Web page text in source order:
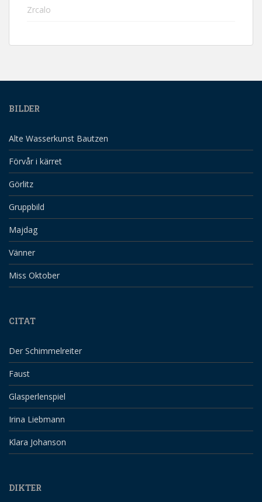
Zrcalo
BILDER
Alte Wasserkunst Bautzen
Förvår i kärret
Görlitz
Gruppbild
Majdag
Vänner
Miss Oktober
CITAT
Der Schimmelreiter
Faust
Glasperlenspiel
Irina Liebmann
Klara Johanson
DIKTER